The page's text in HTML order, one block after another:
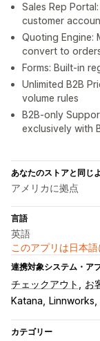
Sales Rep
customer
Quoting Engine:
convert to
Forms: Built-in
Unlimited B2B
volume rules
B2B-only
exclusively with
あなたのストアと同じ
アメリカに拠点
言語
英語
このアプリは日本
連携対象システム・ア
チェックアウト お
Katana
Linnworks
カテゴリー